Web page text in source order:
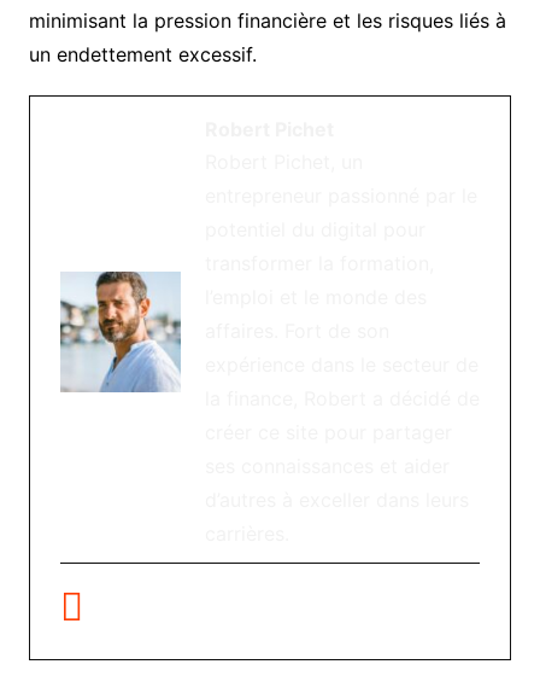
minimisant la pression financière et les risques liés à
un endettement excessif.